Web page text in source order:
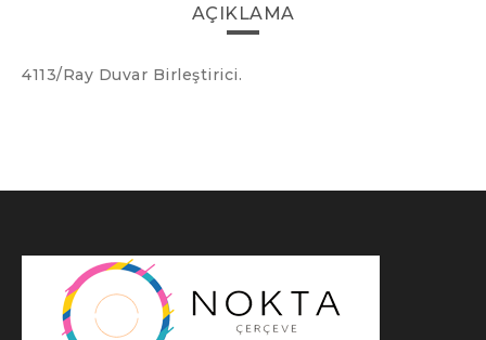
AÇIKLAMA
4113/Ray Duvar Birleştirici.